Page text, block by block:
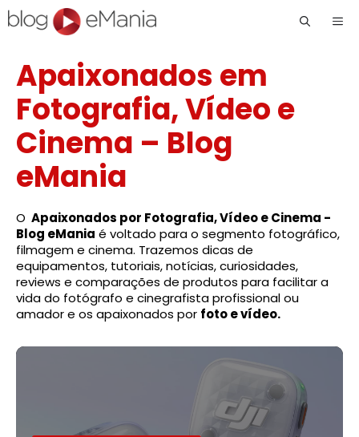
Apaixonados em
Fotografia, Vídeo e
Cinema – Blog
eMania
O Apaixonados por Fotografia, Vídeo e Cinema -
Blog eMania é voltado para o segmento fotográfico,
filmagem e cinema. Trazemos dicas de
equipamentos, tutoriais, notícias, curiosidades,
reviews e comparações de produtos para facilitar a
vida do fotógrafo e cinegrafista profissional ou
amador e os apaixonados por foto e vídeo.